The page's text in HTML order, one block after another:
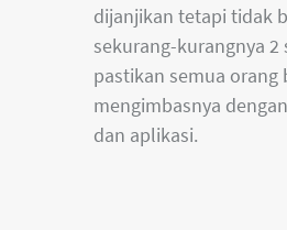
dijanjikan tetapi tidak
sekurang-kurangnya
pastikan semua orang
mengimbasnya
dan aplikasi.